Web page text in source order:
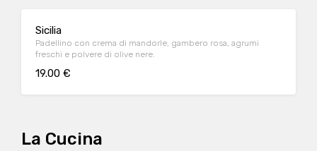
Sicilia
Padellino con crema di mandorle, gambero rosa, agrumi
freschi e polvere di olive nere.
19.00 €
La Cucina